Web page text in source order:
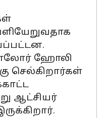
ஹோலி
செல்கிறார்கள்
ஆட்சியர்